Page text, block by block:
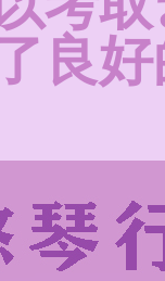
良